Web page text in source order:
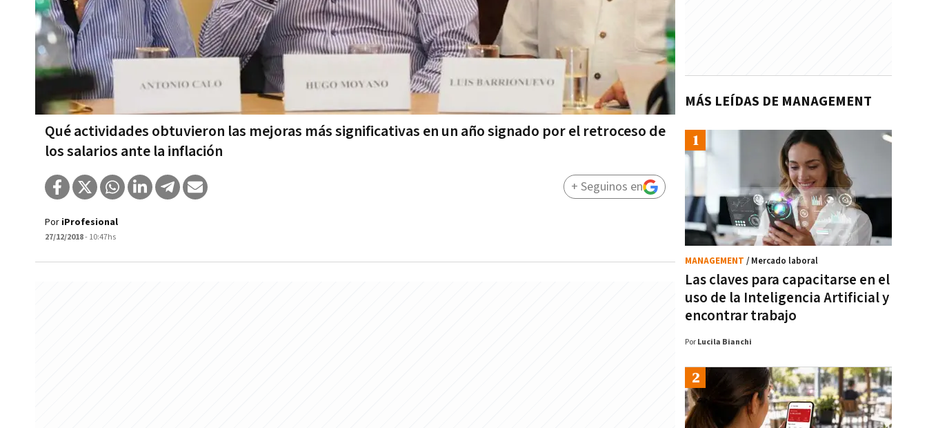
Qué actividades obtuvieron las mejoras más significativas en un año signado por el retroceso de
los salarios ante la inflación
Por iProfesional
27/12/2018- 10:47hs
+ Seguinos en
MÁS LEÍDAS DE MANAGEMENT
Las claves para capacitarse en el
uso de la Inteligencia Artificial y
encontrar trabajo
MANAGEMENT / Mercado laboral
Por Lucila Bianchi